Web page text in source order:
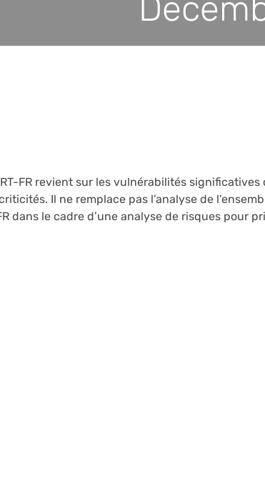
FR revient sur les vulnérabilités significatives
Il ne remplace pas l’analyse de
dans le cadre d’une analyse de risques pour